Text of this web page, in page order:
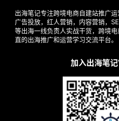
出海笔记专注跨境电商自建站推广
广告投放，红人营销，内容营销，
等出海一线负责人实战干货，跨境
直的出海推广和运营学习交流平台。
加入出海笔